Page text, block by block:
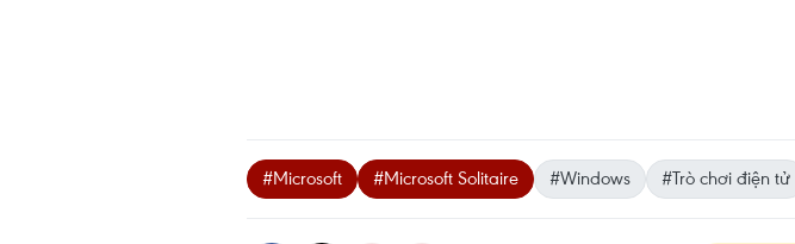
#Microsoft #Microsoft Solitaire #Windows #Trò chơi điện tử